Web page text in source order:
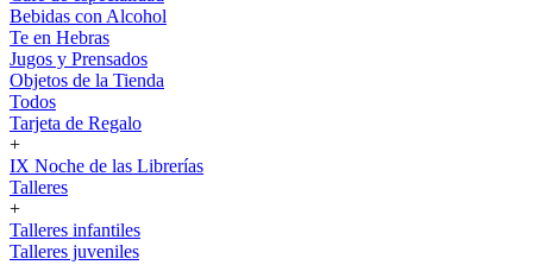
Bebidas con Alcohol
Te en Hebras
Jugos y Prensados
Objetos de la Tienda
Todos
Tarjeta de Regalo
+
IX Noche de las Librerías
Talleres
+
Talleres infantiles
Talleres juveniles